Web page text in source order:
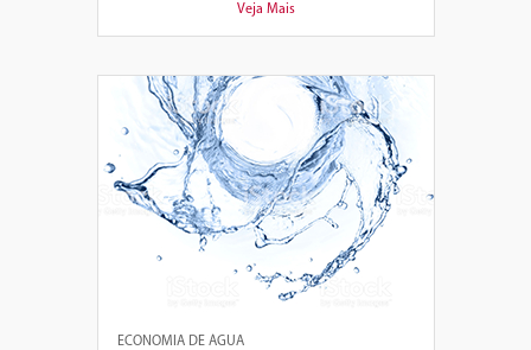
Veja Mais
ECONOMIA DE ÁGUA